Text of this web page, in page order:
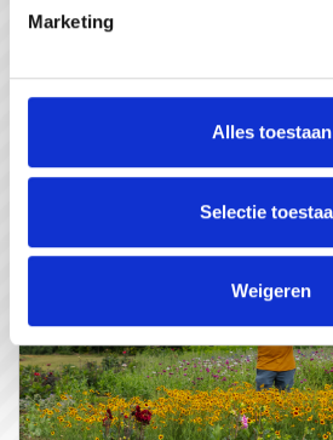
Marketing
Alles toestaan
Selectie
Weigeren
Strandpaviljoen de Piraat
Read more